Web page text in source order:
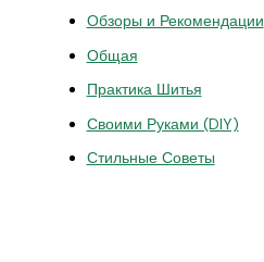
Обзоры и Рекомендации
Общая
Практика Шитья
Своими Руками (DIY)
Стильные Советы